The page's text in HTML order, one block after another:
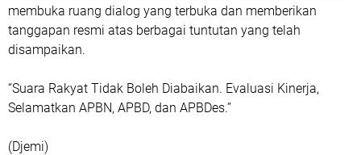
membuka ruang dialog yang terbuka dan memberikan
tanggapan resmi atas berbagai tuntutan yang telah
disampaikan.
“Suara Rakyat Tidak Boleh Diabaikan. Evaluasi Kinerja,
Selamatkan APBN, APBD, dan APBDes.”
(Djemi)